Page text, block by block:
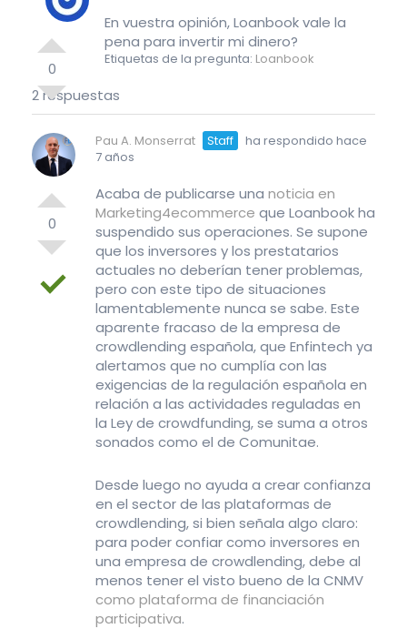
0
En vuestra opinión, Loanbook vale la
pena para invertir mi dinero?
Etiquetas de la pregunta: Loanbook
2 respuestas
0
Pau A. Monserrat Staff
ha respondido hace
7 años
Acaba de publicarse una noticia en
Marketing4ecommerce que Loanbook ha
suspendido sus operaciones. Se supone
que los inversores y los prestatarios
actuales no deberían tener problemas,
pero con este tipo de situaciones
lamentablemente nunca se sabe. Este
aparente fracaso de la empresa de
crowdlending española, que Enfintech ya
alertamos que no cumplía con las
exigencias de la regulación española en
relación a las actividades reguladas en
la Ley de crowdfunding, se suma a otros
sonados como el de Comunitae.
Desde luego no ayuda a crear confianza
en el sector de las plataformas de
crowdlending, si bien señala algo claro:
para poder confiar como inversores en
una empresa de crowdlending, debe al
menos tener el visto bueno de la CNMV
como plataforma de financiación
participativa.